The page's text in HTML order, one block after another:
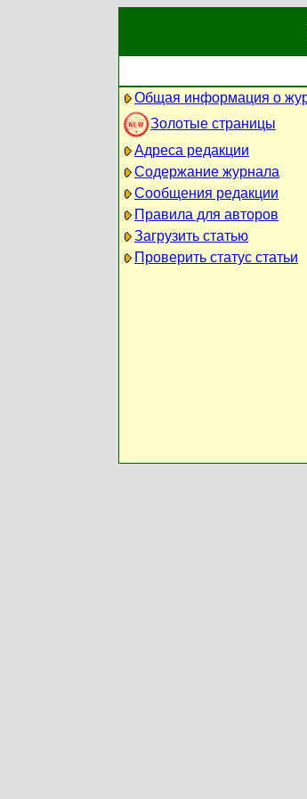
Общая информация о
Золотые страницы
Адреса редакции
Содержание журнала
Сообщения редакции
Правила для авторов
Загрузить статью
Проверить статус статьи